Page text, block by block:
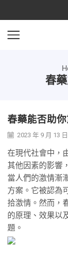
春
春藥能否助
2023 年 9 月 13 日
在現代社會中，
其他因素的影響
當人們的激情漸
方案。它被認為
拾激情。然而，
的原理、效果以
題。